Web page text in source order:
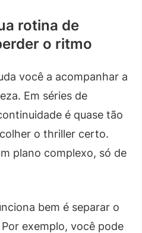
rotina de
o ritmo
você a acompanhar a
Em séries de
é quase tão
o thriller certo.
plano complexo, só de
bem é separar o
exemplo, você pode